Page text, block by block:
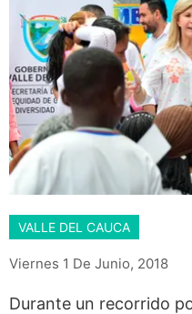
VALLE DEL CAUCA
Viernes 1 De Junio, 2018
Durante un recorrido